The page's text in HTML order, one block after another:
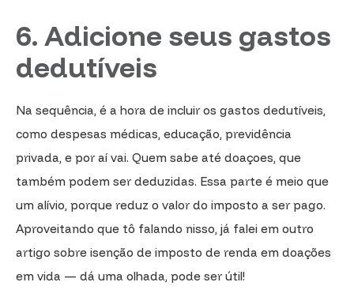
6. Adicione seus gastos
dedutíveis
Na sequência, é a hora de incluir os gastos dedutíveis,
como despesas médicas, educação, previdência
privada, e por aí vai. Quem sabe até doaçoes, que
também podem ser deduzidas. Essa parte é meio que
um alívio, porque reduz o valor do imposto a ser pago.
Aproveitando que tô falando nisso, já falei em outro
artigo sobre isenção de imposto de renda em doações
em vida — dá uma olhada, pode ser útil!